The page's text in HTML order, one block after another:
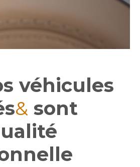
véhicules
& sont